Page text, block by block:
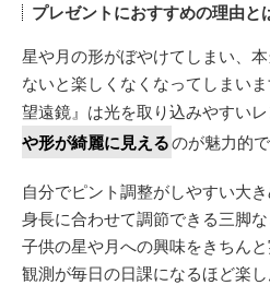
プレゼントにおすすめの理由と
星や月の形がぼやけてしまい、
ないと楽しくなくなってしまい
望遠鏡』は光を取り込みやすいレ
や形が綺麗に見えるのが魅力的で
自分でピント調整がしやすい大
身長に合わせて調節できる三脚な
子供の星や月への興味をきちん
観測が毎日の日課になるほど楽し